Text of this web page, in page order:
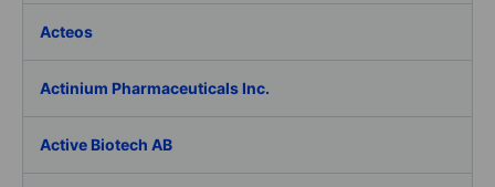
Acteos
Actinium Pharmaceuticals Inc.
Active Biotech AB